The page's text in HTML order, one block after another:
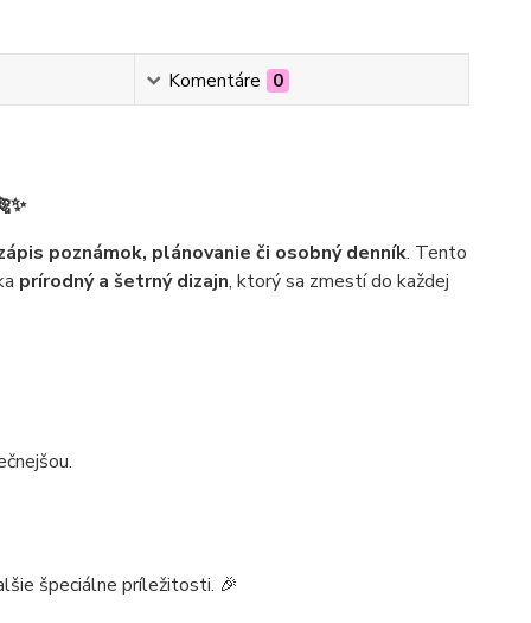
Komentáre 0
poznámok, plánovanie či osobný denník. Tento
prírodný a šetrný dizajn, ktorý sa zmestí do každej
špeciálne príležitosti. 🎉